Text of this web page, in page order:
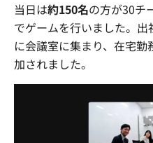
当日は約150名の方が30チ
でゲームを行いました。
に会議室に集まり、在宅
加されました。